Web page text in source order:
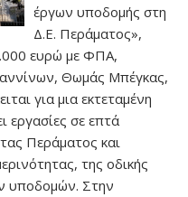
έργων υποδομής στη
Δ.Ε. Περάματος»,
ευρώ με ΦΠΑ,
Θωμάς Μπέγκας,
για μια εκτεταμένη
εργασίες σε επτά
Περάματος και
της οδικής
υποδομών. Στην